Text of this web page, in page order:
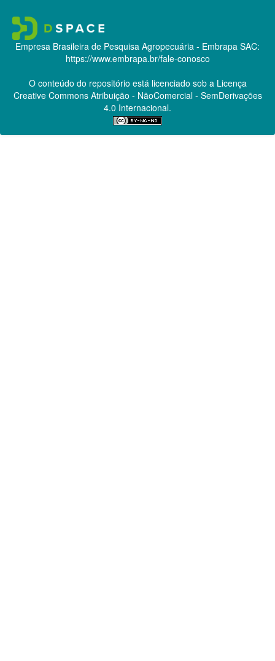
Empresa Brasileira de Pesquisa Agropecuária - Embrapa SAC:
https://www.embrapa.br/fale-conosco
O conteúdo do repositório está licenciado sob a Licença
Creative CommonsAtribuição - NãoComercial - SemDerivações
4.0 Internacional.